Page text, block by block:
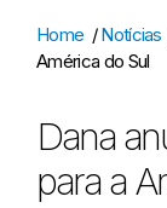
Home /Notícias
América do Sul
Dana
para a